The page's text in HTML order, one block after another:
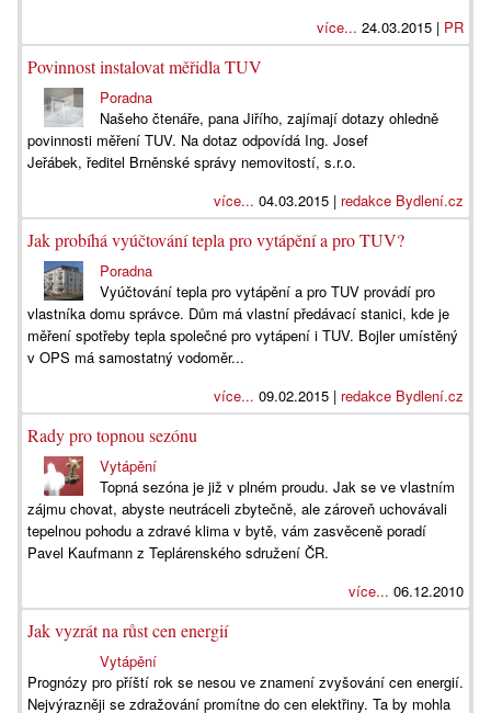
více... 24.03.2015 | PR
Povinnost instalovat měřidla TUV
Poradna
Našeho čtenáře, pana Jiřího, zajímají dotazy ohledně
povinnosti měření TUV. Na dotaz odpovídá Ing. Josef
Jeřábek, ředitel Brněnské správy nemovitostí, s.r.o.
více... 04.03.2015 | redakce Bydlení.cz
Jak probíhá vyúčtování tepla pro vytápění a pro TUV?
Poradna
Vyúčtování tepla pro vytápění a pro TUV provádí pro
vlastníka domu správce. Dům má vlastní předávací stanici, kde je
měření spotřeby tepla společné pro vytápení i TUV. Bojler umístěný
v OPS má samostatný vodoměr...
více... 09.02.2015 | redakce Bydlení.cz
Rady pro topnou sezónu
Vytápění
Topná sezóna je již v plném proudu. Jak se ve vlastním
zájmu chovat, abyste neutráceli zbytečně, ale zároveň uchovávali
tepelnou pohodu a zdravé klima v bytě, vám zasvěceně poradí
Pavel Kaufmann z Teplárenského sdružení ČR.
více... 06.12.2010
Jak vyzrát na růst cen energií
Vytápění
Prognózy pro příští rok se nesou ve znamení zvyšování cen energií.
Nejvýrazněji se zdražování promítne do cen elektřiny. Ta by mohla